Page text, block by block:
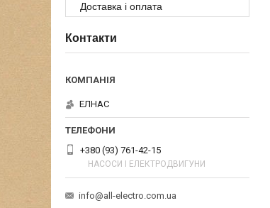
Доставка і оплата
Контакти
ЕЛНАС
+380 (93) 761-42-15
НАСОСИ І ЕЛЕКТРОДВИГУНИ
info@all-electro.com.ua